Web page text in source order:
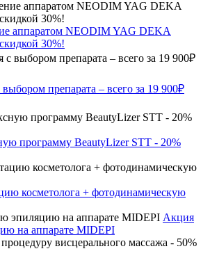
аппаратом NEODIM YAG DEKA
30%!
препарата – всего за 19 900₽
программу BeautyLizer STT - 20%
косметолога + фотодинамическую
Акция
на аппарате MIDEPI